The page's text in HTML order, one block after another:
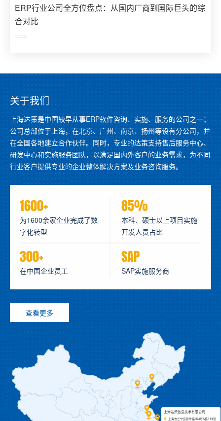
ERP行业公司全方位盘点：从国内厂商到国际巨头的综
合对比
关于我们
上海达策是中国较早从事ERP软件咨询、实施、服务的公司之一；
公司总部位于上海，在北京、广州、南京、扬州等设有分公司，并
在全国各地建立合作伙伴。同时，专业的达策支持售后服务中心、
研发中心和实施服务团队，以满足国内外客户的业务需求，为不同
行业客户提供专业的企业整体解决方案及业务咨询服务。
1600+
为1600余家企业完成了数
字化转型
85%
本科、硕士以上项目实施
开发人员占比
300+
在中国企业员工
SAP
SAP实施服务商
查看更多
上海达策信息技术有限公司
上海市长宁区新华路664号A栋313室